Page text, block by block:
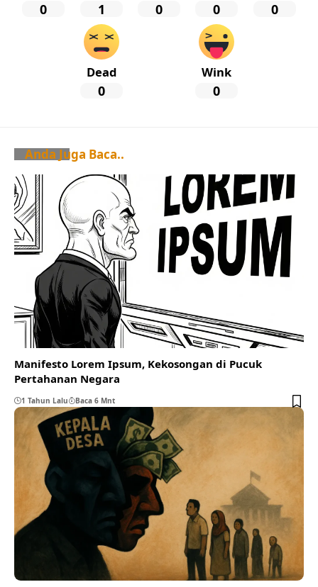
0 1 0 0 0
Dead
0
Wink
0
Anda Juga Baca..
Manifesto Lorem Ipsum, Kekosongan di Pucuk
Pertahanan Negara
1 Tahun Lalu Baca 6 Mnt